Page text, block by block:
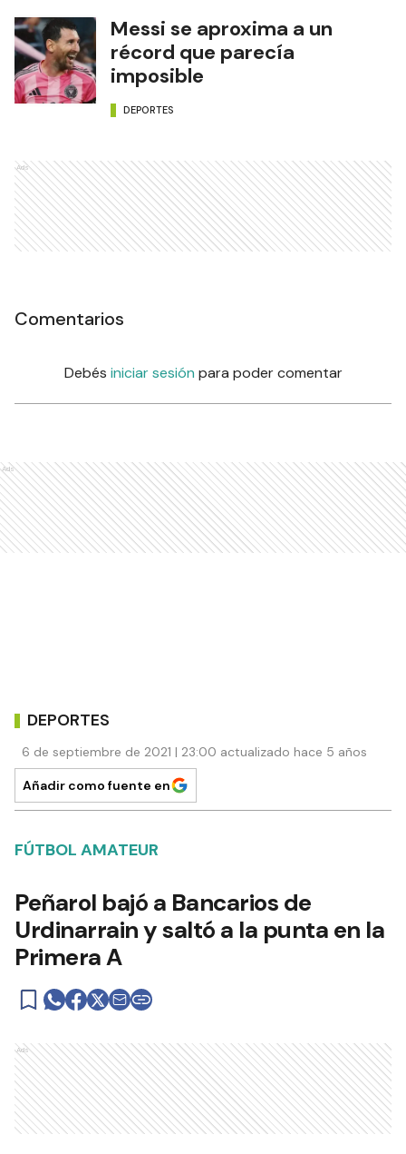
Messi se aproxima a un
récord que parecía
imposible
DEPORTES
Ads
Comentarios
Debés iniciar sesión para poder comentar
Ads
DEPORTES
6 de septiembre de 2021 | 23:00 actualizado hace 5 años
Añadir como fuente en
FÚTBOL AMATEUR
Peñarol bajó a Bancarios de
Urdinarrain y saltó a la punta en la
Primera A
Ads